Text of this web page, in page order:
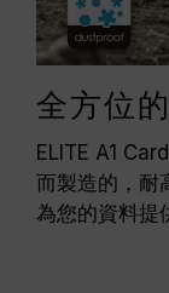
全方位
ELITE A1
而製造的，耐
為您的資料提